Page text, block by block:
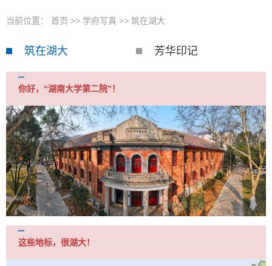
当前位置： 首页 >> 学府写真 >> 筑在湖大
筑在湖大 芳华印记
你好，“湖南大学第二院”！
这些地标，很湖大！